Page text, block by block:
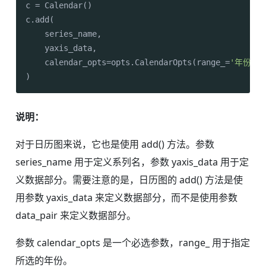
c = Calendar()
c.add(
    series_name,
    yaxis_data,
    calendar_opts=opts.CalendarOpts(range_=
'年份'
说明：
对于日历图来说，它也是使用 add() 方法。参数
series_name 用于定义系列名，参数 yaxis_data 用于定
义数据部分。需要注意的是，日历图的 add() 方法是使
用参数 yaxis_data 来定义数据部分，而不是使用参数
data_pair 来定义数据部分。
参数 calendar_opts 是一个必选参数，range_ 用于指定
所选的年份。